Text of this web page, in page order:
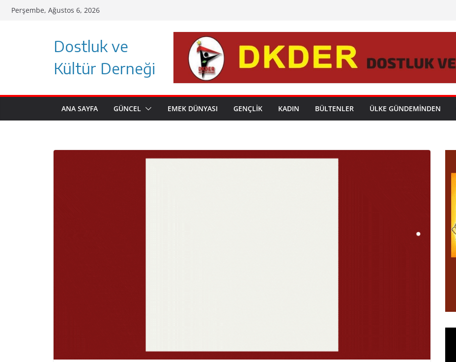
SkipPerşembe, Ağustos 6, 2026
Dostluk ve
Kültür Derneği
ANA SAYFA GÜNCEL EMEK DÜNYASI GENÇLİK KADIN BÜLTENLER ÜLKE GÜNDEMİNDEN